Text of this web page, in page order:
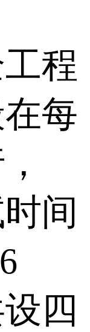
程
每
间
四